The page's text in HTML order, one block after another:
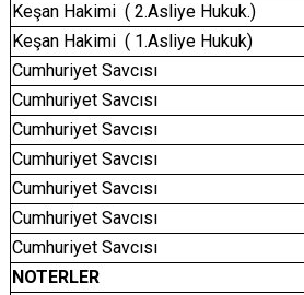
Keşan Hakimi ( 2.Asliye Hukuk.)
Keşan Hakimi ( 1.Asliye Hukuk)
Cumhuriyet Savcısı
Cumhuriyet Savcısı
Cumhuriyet Savcısı
Cumhuriyet Savcısı
Cumhuriyet Savcısı
Cumhuriyet Savcısı
Cumhuriyet Savcısı
NOTERLER